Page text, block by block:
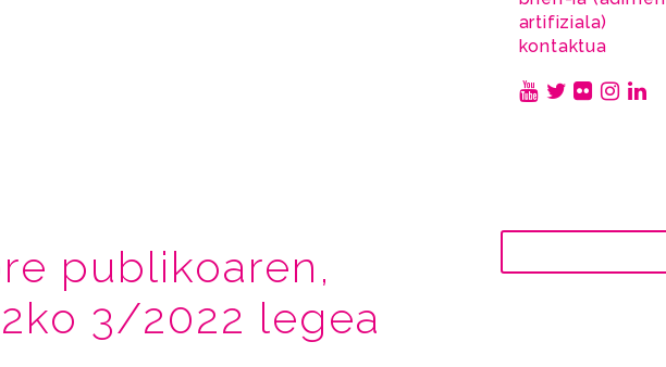
artifiziala)
kontaktua
publikoaren,
3/2022 legea